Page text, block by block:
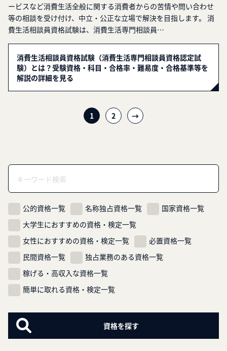
ービスなど消費生活全般に関する消費者からの苦情や問い合わせ
等の相談を受け付け、中立・公正な立場で解決を目指します。 消
費生活相談員資格試験は、消費生活専門相談員…
消費生活相談員資格試験（消費生活専門相談員資格認定試
験）とは？受験資格・科目・合格率・難易度・合格基準等を
解説の詳細を見る
ー
ン
1 2 →
公的資格一覧 名称独占資格一覧
国家資格一覧
大学生におすすめの資格・検定一覧
女性におすすめの資格・検定一覧
必置資格一覧
民間資格一覧
独占業務のある資格一覧
稼げる・高収入な資格一覧
簡単に取れる資格・検定一覧